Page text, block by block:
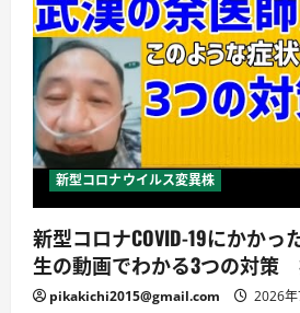
新型コロナウイルス変異株
新型コロナCOVID-19にかかっ
生の動画でわかる3つの対策
pikakichi2015@gmail.com 2026